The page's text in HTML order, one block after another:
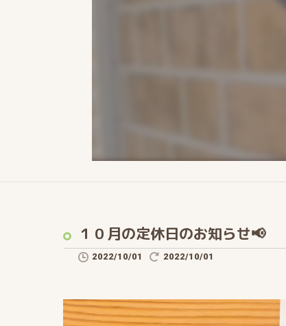
１０月の定休日のお知らせ📢
2022/10/01 2022/10/01